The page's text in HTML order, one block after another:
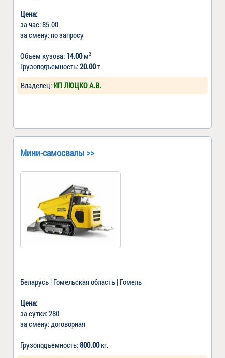
Цена:
за час: 85.00
за смену: по запросу
Объем кузова: 14.00м3
Грузоподъемность:20.00т
Владелец: ИП ЛЮЦКО А.В.
Мини-самосвалы >>
Беларусь | Гомельская область | Гомель
Цена:
за сутки: 280
за смену: договорная
Грузоподъемность:800.00кг.